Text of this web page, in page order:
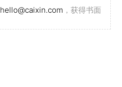
hello@caixin.com ，获得书面